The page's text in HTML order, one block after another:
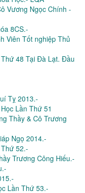
Vương Ngọc Chính -
8CS.-
Viên Tốt nghiệp Thủ
48 Tại Đà Lạt. Đầu
Tỵ 2013.-
Lần Thứ 51
Thầy & Cô Trương
Ngọ 2014.-
52.-
Trương Công Hiếu.-
Lần Thứ 53.-